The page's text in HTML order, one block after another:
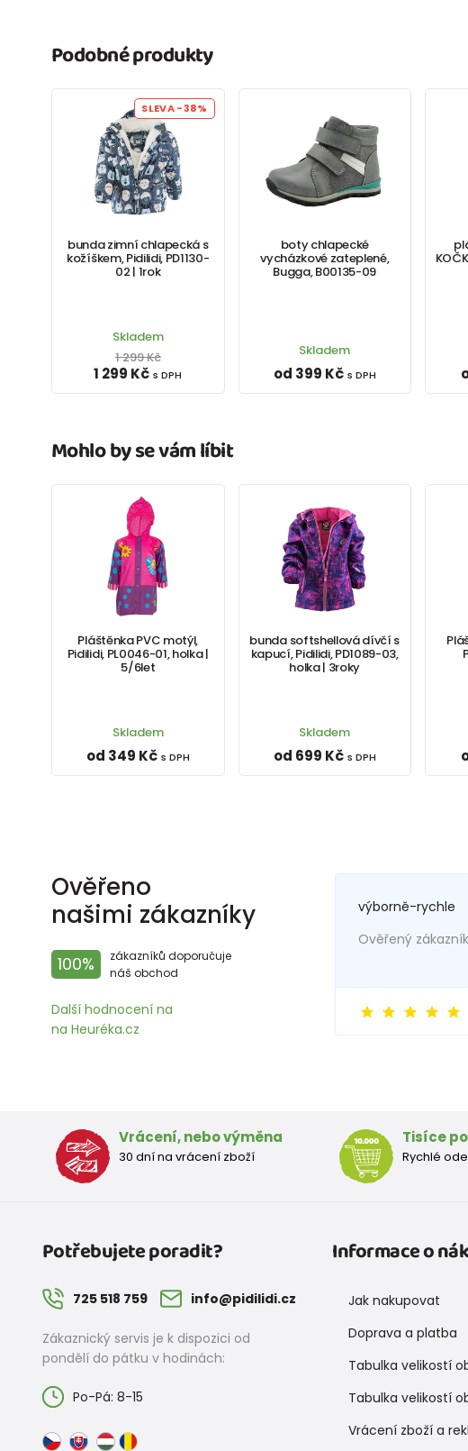
Podobné produkty
SLEVA-38%
bunda zimní chlapecká s
kožíškem, Pidilidi, PD1130-
02 | 1rok
Skladem
1 299 Kč
1 299 Kč s DPH
boty chlapecké
vycházkové zateplené,
Bugga, B00135-09
Skladem
od 399 Kč s DPH
Mohlo by se vám líbit
Pláštěnka PVC motýl,
Pidilidi, PL0046-01, holka |
5/6let
Skladem
od 349 Kč s DPH
bunda softshellová dívčí s
kapucí, Pidilidi, PD1089-03,
holka | 3roky
Skladem
od 699 Kč s DPH
Ověřeno
našimi zákazníky
100%
zákazníků doporučuje
náš obchod
Další hodnocení na
na Heuréka.cz
výborně-rychle
Ověřený
Vrácení, nebo výměna
30 dní na vrácení zboží
Tisíce
Rychlé
Potřebujete poradit?
725 518 759 info@pidilidi.cz
Zákaznický servis je k dispozici od
pondělí do pátku v hodinách:
Po-Pá: 8-15
Informace o
Jak nakupovat
Doprava a platba
Tabulka velikostí
Tabulka velikostí
Vrácení zboží a